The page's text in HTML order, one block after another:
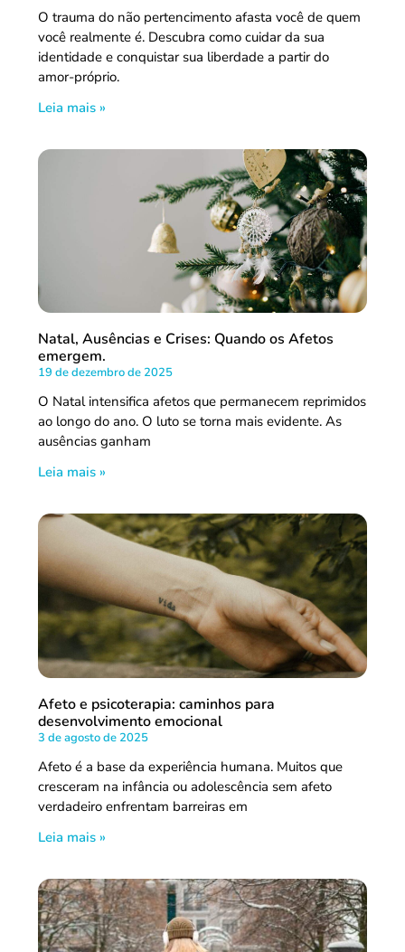
O trauma do não pertencimento afasta você de quem
você realmente é. Descubra como cuidar da sua
identidade e conquistar sua liberdade a partir do
amor-próprio.
Leia mais »
Natal, Ausências e Crises: Quando os Afetos
emergem.
19 de dezembro de 2025
O Natal intensifica afetos que permanecem reprimidos
ao longo do ano. O luto se torna mais evidente. As
ausências ganham
Leia mais »
Afeto e psicoterapia: caminhos para
desenvolvimento emocional
3 de agosto de 2025
Afeto é a base da experiência humana. Muitos que
cresceram na infância ou adolescência sem afeto
verdadeiro enfrentam barreiras em
Leia mais »